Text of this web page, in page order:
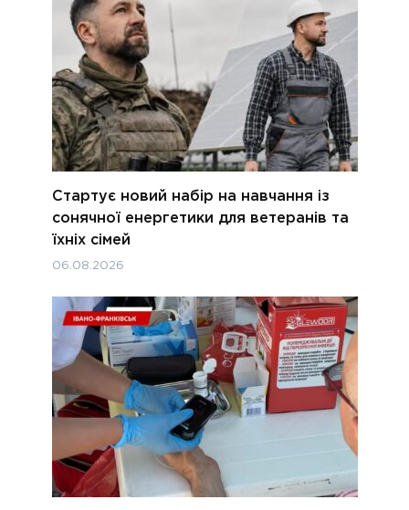
Стартує новий набір на навчання із
сонячної енергетики для ветеранів та
їхніх сімей
06.08.2026